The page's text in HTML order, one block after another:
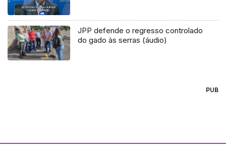
JPP defende o regresso controlado
do gado às serras (áudio)
PUB